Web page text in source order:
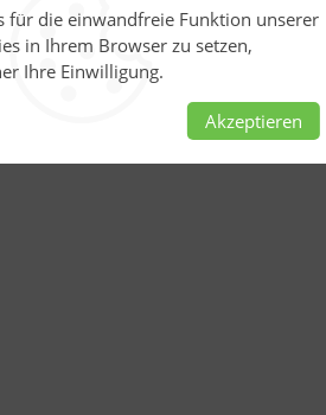
für die einwandfreie Funktion unserer
in Ihrem Browser zu setzen,
Ihre Einwilligung.
Akzeptieren